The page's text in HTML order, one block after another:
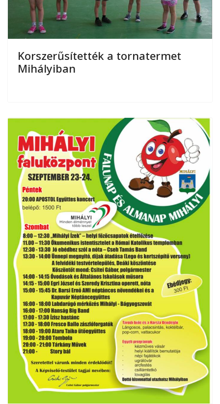
Korszerűsítették a tornatermet
Mihályiban